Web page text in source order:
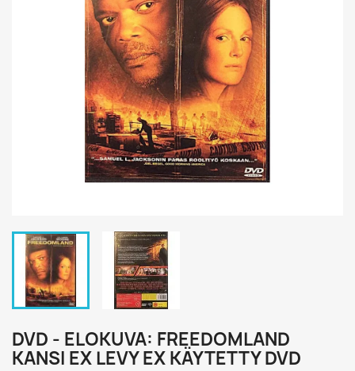
DVD - ELOKUVA: FREEDOMLAND
KANSI EX LEVY EX KÄYTETTY DVD